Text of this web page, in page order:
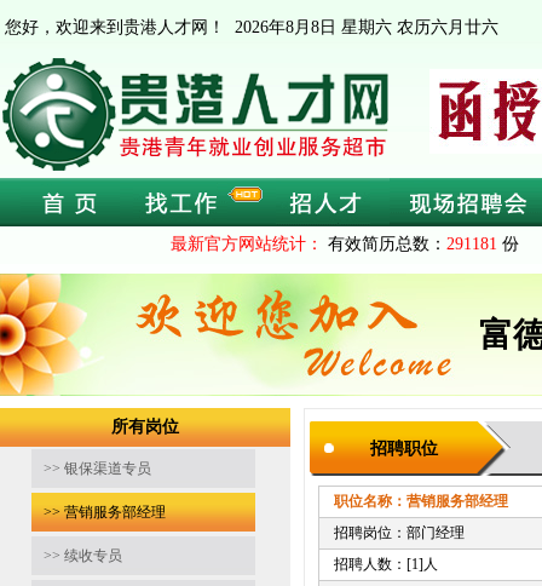
您好，欢迎来到贵港人才网！ 2026年8月8日 星期六 农历六月廿六
最新官方网站统计： 有效简历总数： 291181 份
富
所有岗位
>> 银保渠道专员
>> 营销服务部经理
>> 续收专员
招聘职位
职位名称：营销服务部经理
招聘岗位：部门经理
招聘人数：[1]人